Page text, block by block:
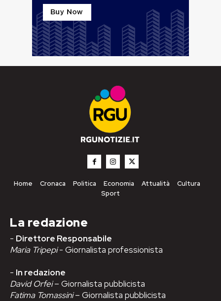
Home Cronaca Politica Economia Attualità
Cultura
Sport
La redazione
- Direttore Responsabile
Maria Tripepi- Giornalista professionista
- In redazione
David Orfei– Giornalista pubblicista
Fatima Tomassini– Giornalista pubblicista